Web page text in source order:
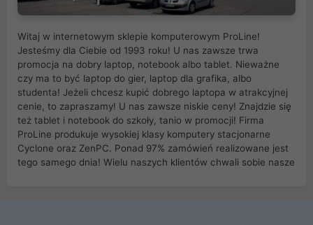
Witaj w internetowym sklepie komputerowym ProLine!
Jesteśmy dla Ciebie od 1993 roku! U nas zawsze trwa
promocja na dobry laptop, notebook albo tablet. Nieważne
czy ma to być laptop do gier, laptop dla grafika, albo
studenta! Jeżeli chcesz kupić dobrego laptopa w atrakcyjnej
cenie, to zapraszamy! U nas zawsze niskie ceny! Znajdzie się
też tablet i notebook do szkoły, tanio w promocji! Firma
ProLine produkuje wysokiej klasy komputery stacjonarne
Cyclone oraz ZenPC. Ponad 97% zamówień realizowane jest
tego samego dnia! Wielu naszych klientów chwali sobie nasze